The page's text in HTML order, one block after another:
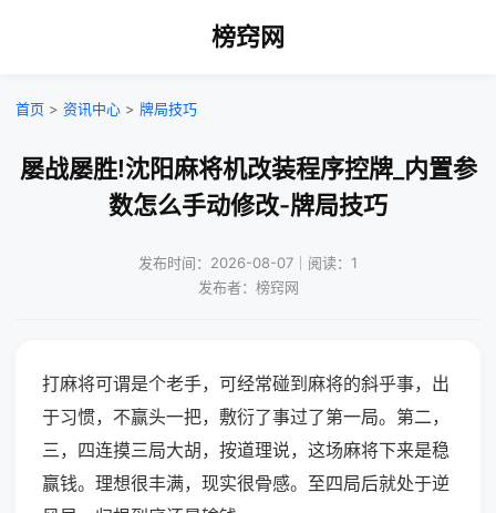
榜窍网
首页 > 资讯中心 > 牌局技巧
屡战屡胜!沈阳麻将机改装程序控牌_内置参
数怎么手动修改-牌局技巧
发布时间：2026-08-07｜阅读：1
发布者：榜窍网
打麻将可谓是个老手，可经常碰到麻将的斜乎事，出
于习惯，不赢头一把，敷衍了事过了第一局。第二，
三，四连摸三局大胡，按道理说，这场麻将下来是稳
赢钱。理想很丰满，现实很骨感。至四局后就处于逆